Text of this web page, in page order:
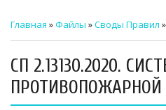
Главная »Файлы »Своды Правил »
СП 2.13130.2020.